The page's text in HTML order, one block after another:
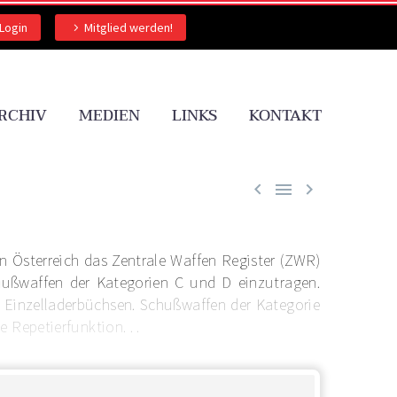
Login Mitglied werden!
MEDIEN LINKS KONTAKT
  
das Zentrale Waffen Register (ZWR)
der Kategorien C und D einzutragen.
Schußwaffen der Kategorie
Repetierfunktion. . .